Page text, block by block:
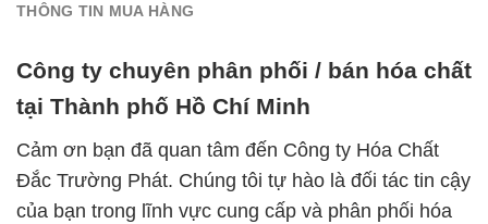
THÔNG TIN MUA HÀNG
Công ty chuyên phân phối / bán hóa chất
tại Thành phố Hồ Chí Minh
Cảm ơn bạn đã quan tâm đến Công ty Hóa Chất
Đắc Trường Phát. Chúng tôi tự hào là đối tác tin cậy
của bạn trong lĩnh vực cung cấp và phân phối hóa